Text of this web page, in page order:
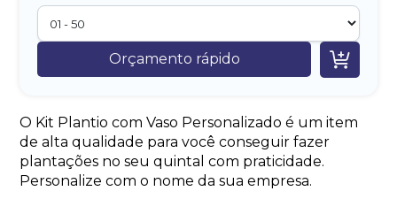
Orçamento rápido 
O Kit Plantio com Vaso Personalizado é um item
de alta qualidade para você conseguir fazer
plantações no seu quintal com praticidade.
Personalize com o nome da sua empresa.